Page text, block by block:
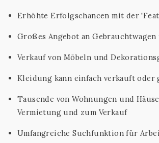
Erhöhte Erfolgschancen mit der
Großes Angebot an Gebrauchtwagen
Verkauf von Möbeln und
Kleidung kann einfach verkauft oder
Tausende von Wohnungen und
Vermietung und zum Verkauf
Umfangreiche Suchfunktion für